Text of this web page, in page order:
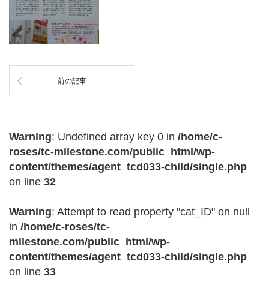
前の記事
Warning: Undefined array key 0 in /home/c-
roses/tc-milestone.com/public_html/wp-
content/themes/agent_tcd033-child/single.php
on line 32
Warning: Attempt to read property "cat_ID" on null
in /home/c-roses/tc-
milestone.com/public_html/wp-
content/themes/agent_tcd033-child/single.php
on line 33